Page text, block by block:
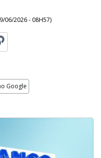
06/2026 - 08H57)
Google